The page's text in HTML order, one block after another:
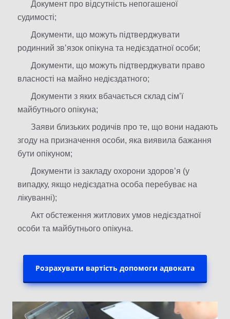
Документ про відсутність непогашеної
судимості;
Документи, що можуть підтверджувати
родинний звʼязок опікуна та недієздатної особи;
Документи, що можуть підтверджувати право
власності на майно недієздатного;
Документи з яких вбачається склад сімʼї
майбутнього опікуна;
Заяви близьких родичів про те, що вони надають
згоду на призначення особи, яка виявила бажання
бути опікуном;
Документи із закладу охорони здоров’я (у
випадку, якщо недієздатна особа перебуває на
лікуванні);
Акт обстеження житлових умов недієздатної
особи та майбутнього опікуна.
Розрахувати вартість допомоги адвоката